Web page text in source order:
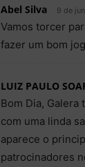
Abel Silva 9 de
Vamos torcer
fazer um bom
LUIZ PAULO
Bom Dia, Galera
com uma linda
aparece o
patrocinadores